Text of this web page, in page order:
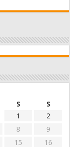
S
S
1
2
8
9
15
16